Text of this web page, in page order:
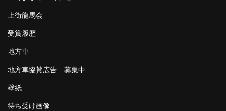
上街龍馬会
受賞履歴
地方車
地方車協賛広告 募集中
壁紙
待ち受け画像